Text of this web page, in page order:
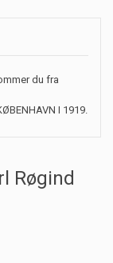
du fra
I 1919.
Røgind